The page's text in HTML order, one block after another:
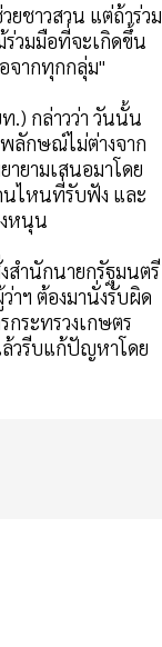
ยชาวสวน แต่ถ้าร่วม
ร่วมมือที่จะเกิดขึ้น
จากทุกกลุ่ม"
.) กล่าวว่า วันนั้น
ลักษณ์ไม่ต่างจาก
ยามเสนอมาโดย
นไหนที่รับฟัง และ
หนุน
ำนักนายกรัฐมนตรี
าฯ ต้องมานั่งรับผิด
ระทรวงเกษตร
วรีบแก้ปัญหาโดย